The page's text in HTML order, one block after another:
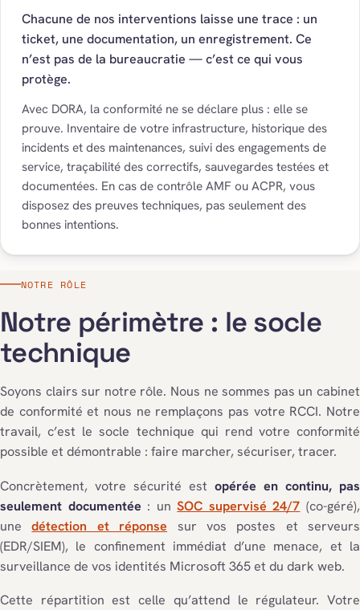
Chacune de nos interventions laisse une trace : un
ticket, une documentation, un enregistrement. Ce
n’est pas de la bureaucratie — c’est ce qui vous
protège.
Avec DORA, la conformité ne se déclare plus : elle se
prouve. Inventaire de votre infrastructure, historique des
incidents et des maintenances, suivi des engagements de
service, traçabilité des correctifs, sauvegardes testées et
documentées. En cas de contrôle AMF ou ACPR, vous
disposez des preuves techniques, pas seulement des
bonnes intentions.
NOTRE RÔLE
Notre périmètre : le socle
technique
Soyons clairs sur notre rôle. Nous ne sommes pas un cabinet
de conformité et nous ne remplaçons pas votre RCCI. Notre
travail, c’est le socle technique qui rend votre conformité
possible et démontrable : faire marcher, sécuriser, tracer.
Concrètement, votre sécurité est opérée en continu, pas
seulement documentée : unSOC supervisé 24/7 (co-géré),
unedétection et réponse sur vos postes et serveurs
(EDR/SIEM), le confinement immédiat d’une menace, et la
surveillance de vos identités Microsoft 365 et du dark web.
Cette répartition est celle qu’attend le régulateur. Votre